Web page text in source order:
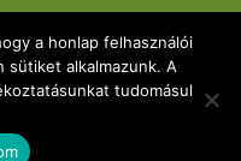
a honlap felhasználói
sütiket alkalmazunk. A
tudomásul